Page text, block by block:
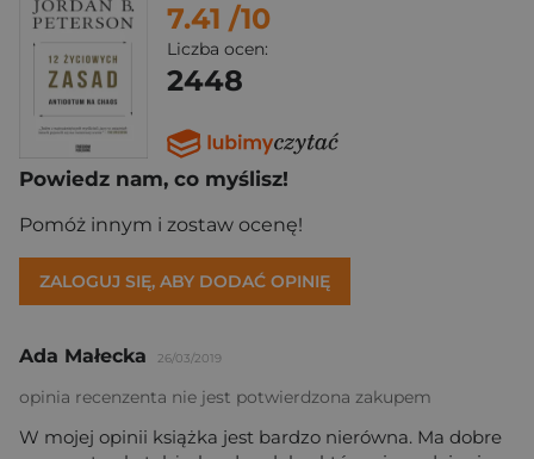
7.41 /10
Liczba ocen:
2448
Powiedz nam, co myślisz!
Pomóż innym i zostaw ocenę!
ZALOGUJ SIĘ, ABY DODAĆ OPINIĘ
Ada Małecka 26/03/2019
opinia recenzenta nie jest potwierdzona zakupem
W mojej opinii książka jest bardzo nierówna. Ma dobre